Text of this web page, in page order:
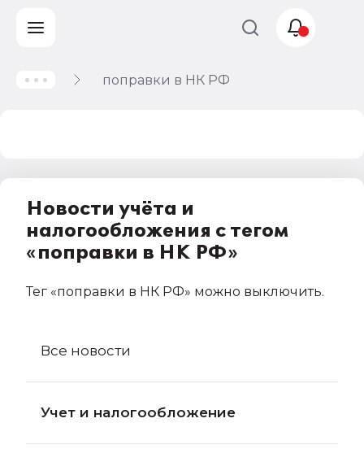
поправки в НК РФ
Новости учёта и
налогообложения с тегом
«поправки в НК РФ»
Тег «поправки в НК РФ» можно выключить.
Все новости
Учет и налогообложение
Учет и